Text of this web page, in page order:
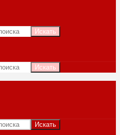
Искать
Искать
Искать